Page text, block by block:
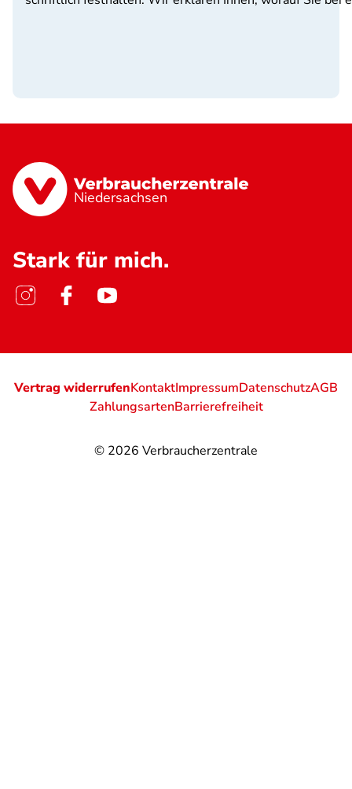
Niedersachsen
Stark für mich.
© 2026 Verbraucherzentrale
Vertrag widerrufenKontaktImpressumDatenschutzAGB
ZahlungsartenBarrierefreiheit